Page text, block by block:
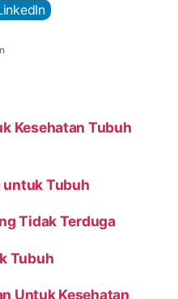
Kesehatan Tubuh
untuk Tubuh
Tidak Terduga
Tubuh
Untuk Kesehatan